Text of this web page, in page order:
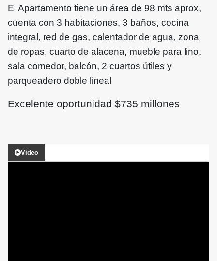
El Apartamento tiene un área de 98 mts aprox,
cuenta con 3 habitaciones, 3 baños, cocina
integral, red de gas, calentador de agua, zona
de ropas, cuarto de alacena, mueble para lino,
sala comedor, balcón, 2 cuartos útiles y
parqueadero doble lineal
Excelente oportunidad $735 millones
Video